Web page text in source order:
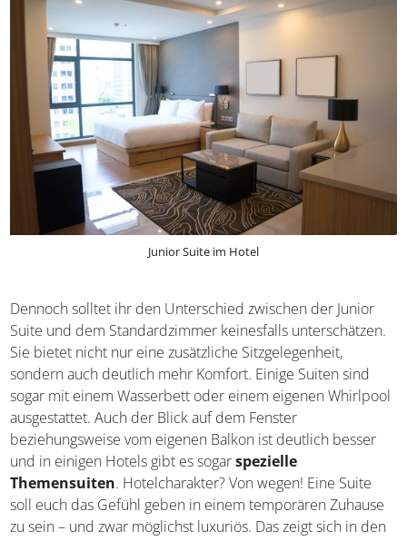
Junior Suite im Hotel
Dennoch solltet ihr den Unterschied zwischen der Junior
Suite und dem Standardzimmer keinesfalls
unterschätzen. Sie bietet nicht nur eine zusätzliche
Sitzgelegenheit, sondern auch deutlich mehr Komfort.
Einige Suiten sind sogar mit einem Wasserbett oder
einem eigenen Whirlpool ausgestattet. Auch der Blick auf
dem Fenster beziehungsweise vom eigenen Balkon ist
deutlich besser und in einigen Hotels gibt es sogar
spezielle Themensuiten. Hotelcharakter? Von wegen!